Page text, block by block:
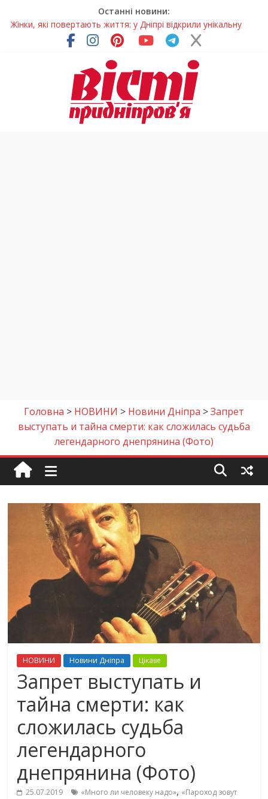
Останні новини:
Жінки, які повертають життя: у Дніпрі відкрили унікальну
фотовиставку
Педагогиню з Дніпра відзначили у престижному
всеукраїнському конкурсі
Дніпро стане головним центром молодіжних проєктів та
ініціатив України
Засинання після півночі може негативно впливати на
Головна > НОВИНИ > Новини Дніпра >Запрет
выступать и тайна смерти: как сложилась судьба
легендарного днепрянина (Фото)
НОВИНИ Новини Дніпра Цікаве
Запрет выступать и
тайна смерти: как
сложилась судьба
легендарного
днепрянина (Фото)
25.07.2019 «Много ли человеку надо», «Пароход зовут